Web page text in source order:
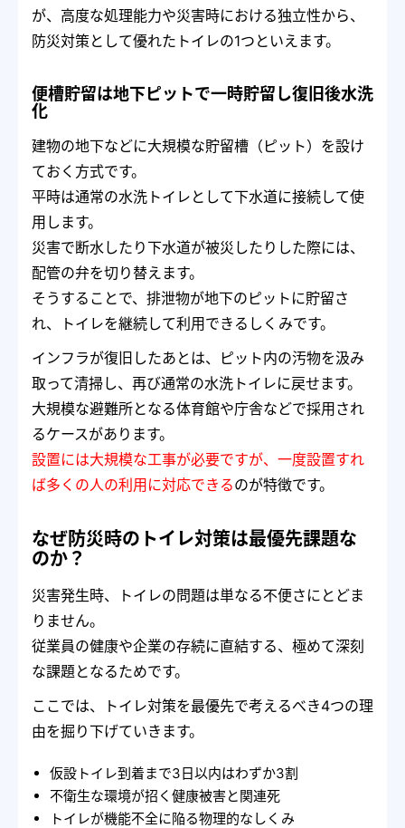
が、高度な処理能力や災害時における独立性から、
防災対策として優れたトイレの1つといえます。
便槽貯留は地下ピットで一時貯留し復旧後水洗
化
建物の地下などに大規模な貯留槽（ピット）を設け
ておく方式です。
平時は通常の水洗トイレとして下水道に接続して使
用します。
災害で断水したり下水道が被災したりした際には、
配管の弁を切り替えます。
そうすることで、排泄物が地下のピットに貯留さ
れ、トイレを継続して利用できるしくみです。
インフラが復旧したあとは、ピット内の汚物を汲み
取って清掃し、再び通常の水洗トイレに戻せます。
大規模な避難所となる体育館や庁舎などで採用され
るケースがあります。
設置には大規模な工事が必要ですが、一度設置すれ
ば多くの人の利用に対応できるのが特徴です。
なぜ防災時のトイレ対策は最優先課題な
のか？
災害発生時、トイレの問題は単なる不便さにとどま
りません。
従業員の健康や企業の存続に直結する、極めて深刻
な課題となるためです。
ここでは、トイレ対策を最優先で考えるべき4つの理
由を掘り下げていきます。
仮設トイレ到着まで3日以内はわずか3割
不衛生な環境が招く健康被害と関連死
トイレが機能不全に陥る物理的なしくみ